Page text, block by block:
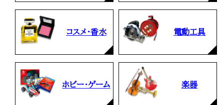
コスメ・香水 電動工具
ホビー・ゲーム 楽器